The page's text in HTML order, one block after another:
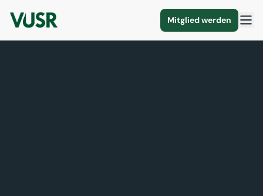
Mitglied werden